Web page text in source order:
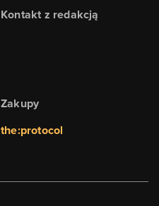
Kontakt z redakcją
Zakupy
the:protocol